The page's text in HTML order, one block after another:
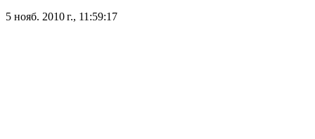
5 нояб. 2010 г., 11:59:17